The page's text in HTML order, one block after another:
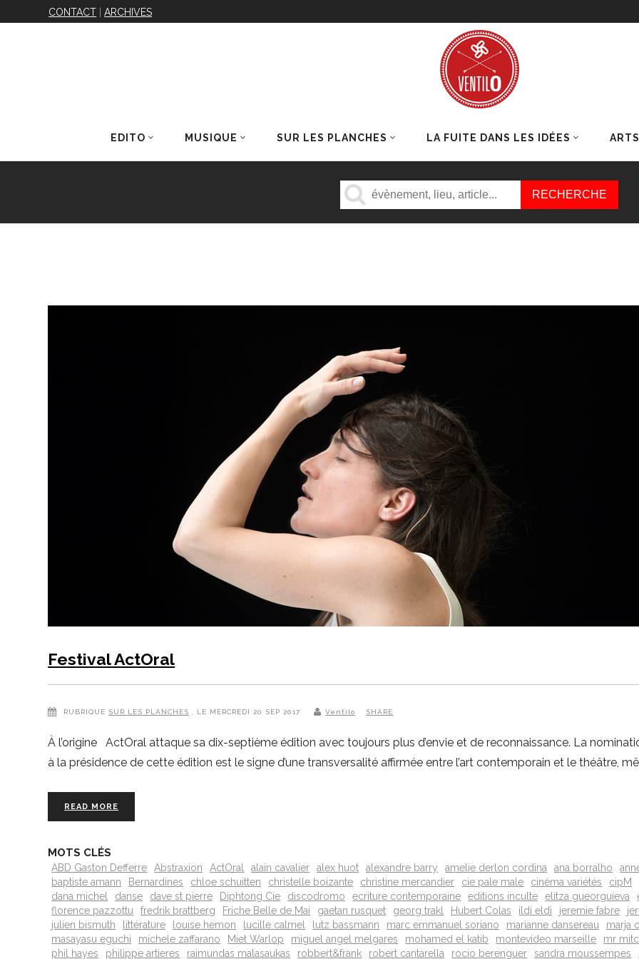
CONTACT |ARCHIVES
EDITO MUSIQUE SUR LES PLANCHES LA FUITE DANS LES IDÉES ARTS
Festival ActOral
RUBRIQUE SUR LES PLANCHES , LE MERCREDI 20 SEP 2017 Ventilo SHARE
À l’origine ActOral attaque sa dix-septième édition avec toujours plus d’envie et de reconnaissance. La
à la présidence de cette édition est le signe d’une transversalité affirmée entre l’art contemporain et le théâtre,
READ MORE
MOTS CLÉS
ABD Gaston Defferre Abstraxion ActOral alain cavalier alex huot alexandre barry amelie derlon cordina ana borralho
baptiste amann
Bernardines chloe schuitten christelle boizante christine mercandier cie pale male cinéma variétés cipM
dana michel
danse dave st pierre Diphtong Cie discodromo ecriture contemporaine editions inculte elitza gueorguieva
florence pazzottu
fredrik brattberg Friche Belle de Mai gaetan rusquet georg trakl Hubert Colas ildi eldi jeremie fabre
julien bismuth
littérature louise hemon lucille calmel lutz bassmann marc emmanuel soriano marianne dansereau marja
masayasu eguchi
michele zaffarano Miet Warlop miguel angel melgares mohamed el katib montevideo marseille mr
phil hayes
philippe artieres raimundas malasaukas robbert&frank robert cantarella rocio berenguer sandra moussempes